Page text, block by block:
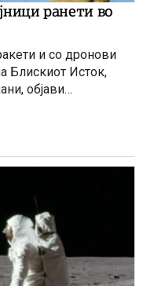
ранети во
и со дронови
Блискиот Исток,
објави